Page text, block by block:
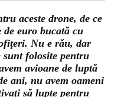
aceste drone, de ce
de euro bucată cu
Nu e rău, dar
sunt folosite pentru
avioane de luptă
ani, nu avem oameni
să lupte pentru